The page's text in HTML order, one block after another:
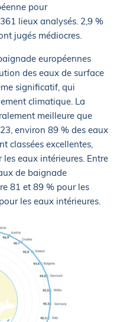
pour
lieux analysés. 2,9 %
jugés médiocres.
européennes
des eaux de surface
significatif, qui
climatique. La
meilleure que
environ 89 % des eaux
classées excellentes,
eaux intérieures. Entre
de baignade
81 et 89 % pour les
les eaux intérieures.